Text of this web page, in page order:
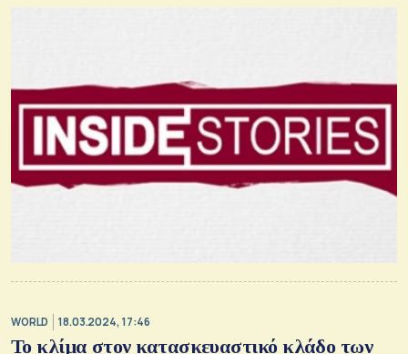
WORLD 18.03.2024, 17:46
Το κλίμα στον κατασκευαστικό κλάδο των